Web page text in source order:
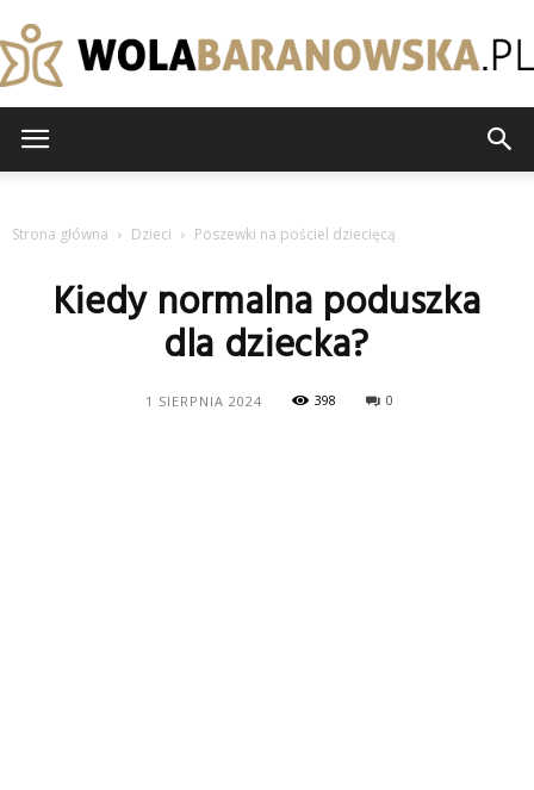
Strona główna Dzieci Poszewki na pościel dziecięcą
Kiedy normalna poduszka
dla dziecka?
1 SIERPNIA 2024 398 0